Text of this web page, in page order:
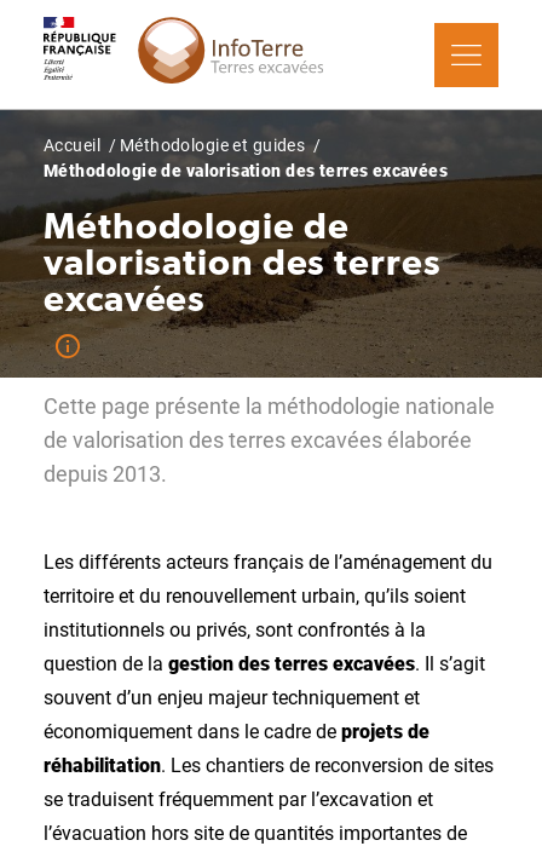
contenu
Fil
d'Ariane
Accueil
Méthodologie et guides
Méthodologie de valorisation des terres excavées
Méthodologie de
valorisation des terres
excavées
Cette page présente la méthodologie nationale
de valorisation des terres excavées élaborée
depuis 2013.
Les différents acteurs français de l’aménagement du
territoire et du renouvellement urbain, qu’ils soient
institutionnels ou privés, sont confrontés à la
question de la gestion des terres excavées. Il s’agit
souvent d’un enjeu majeur techniquement et
économiquement dans le cadre de projets de
réhabilitation. Les chantiers de reconversion de sites
se traduisent fréquemment par l’excavation et
l’évacuation hors site de quantités importantes de
Panneau de gestion des cookies